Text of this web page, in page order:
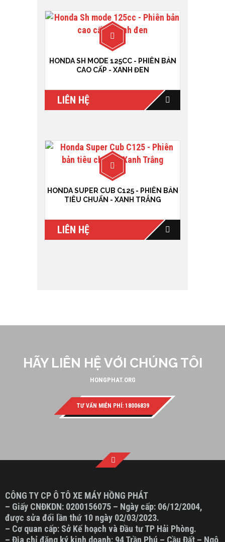
HONDA SH MODE 125CC - PHIÊN BẢN
CAO CẤP - XANH ĐEN
LIÊN HỆ
HONDA SUPER CUB C125 - PHIÊN BẢN
TIÊU CHUẨN - XANH TRẮNG
LIÊN HỆ
HÃY LIÊN HỆ VỚI CHÚNG TÔI
HONGPHAT.ORG
TƯ VẤN MIỄN PHÍ: 18006839
CÔNG TY CP Ô TÔ XE MÁY HỒNG PHÁT
– Giấy CNĐKDN: 0200156075 – Ngày cấp: 06/12/2004,
được sửa đổi lần thứ 10 ngày 02/03/2023.
– Cơ quan cấp: Sở Kế hoạch và Đầu tư TP Hải Phòng.